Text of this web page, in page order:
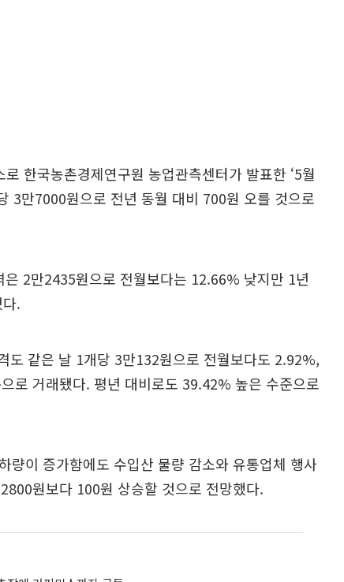
한국농촌경제연구원 농업관측센터가 발표한 ‘5월
3만7000원으로 전년 동월 대비 700원 오를 것으로
2만2435원으로 전월보다는 12.66% 낮지만 1년
.
도 같은 날 1개당 3만132원으로 전월보다도 2.92%,
로 거래됐다. 평년 대비로도 39.42% 높은 수준으로
량이 증가함에도 수입산 물량 감소와 유통업체 행사
원보다 100원 상승할 것으로 전망했다.